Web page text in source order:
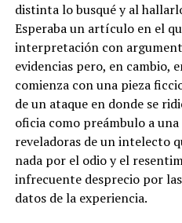
distinta lo busqué y al
Esperaba un artículo en el
interpretación con
evidencias pero, en cambio,
comienza con una pieza
de un ataque en donde se
oficia como preámbulo a una
reveladoras de un intelecto
nada por el odio y el
infrecuente desprecio por
datos de la experiencia.